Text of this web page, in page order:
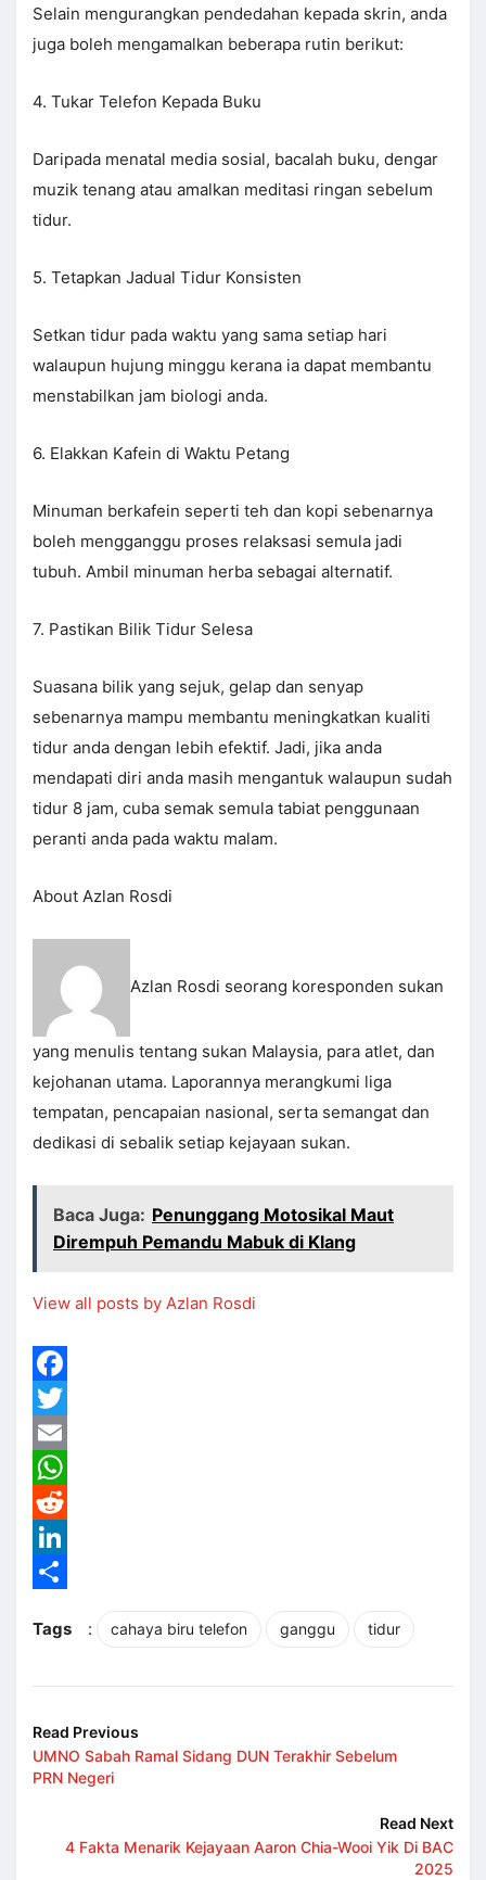
Selain mengurangkan pendedahan kepada skrin, anda
juga boleh mengamalkan beberapa rutin berikut:
4. Tukar Telefon Kepada Buku
Daripada menatal media sosial, bacalah buku, dengar
muzik tenang atau amalkan meditasi ringan sebelum
tidur.
5. Tetapkan Jadual Tidur Konsisten
Setkan tidur pada waktu yang sama setiap hari
walaupun hujung minggu kerana ia dapat membantu
menstabilkan jam biologi anda.
6. Elakkan Kafein di Waktu Petang
Minuman berkafein seperti teh dan kopi sebenarnya
boleh mengganggu proses relaksasi semula jadi
tubuh. Ambil minuman herba sebagai alternatif.
7. Pastikan Bilik Tidur Selesa
Suasana bilik yang sejuk, gelap dan senyap
sebenarnya mampu membantu meningkatkan kualiti
tidur anda dengan lebih efektif. Jadi, jika anda
mendapati diri anda masih mengantuk walaupun sudah
tidur 8 jam, cuba semak semula tabiat penggunaan
peranti anda pada waktu malam.
About Azlan Rosdi
Azlan Rosdi seorang koresponden sukan
yang menulis tentang sukan Malaysia, para atlet, dan
kejohanan utama. Laporannya merangkumi liga
tempatan, pencapaian nasional, serta semangat dan
dedikasi di sebalik setiap kejayaan sukan.
Baca Juga: Penunggang Motosikal Maut
Dirempuh Pemandu Mabuk di Klang
View all posts by Azlan Rosdi
Facebook
Twitter
Email
WhatsApp
Reddit
LinkedIn
Tags
: cahaya biru telefon ganggu tidur
Read Previous
UMNO Sabah Ramal Sidang DUN Terakhir Sebelum
PRN Negeri
Read Next
4 Fakta Menarik Kejayaan Aaron Chia-Wooi Yik Di BAC
2025